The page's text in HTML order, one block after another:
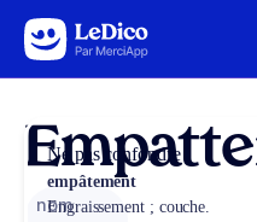
Aller au contenu
nom
Ne pas confondre
empâtement
Engraissement ; couche.